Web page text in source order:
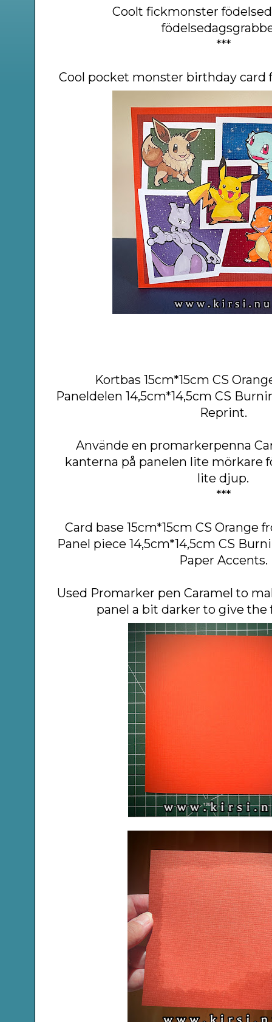
Coolt fickmonster
***
Cool pocket monster birthday card
Kortbas 15cm*15cm CS
Paneldelen14,5cm*14,5cm CS
Reprint.
Använde en promarkerpenna
kanterna på panelen lite mörkare
lite djup.
***
Card base 15cm*15cm CS Orange
Panel piece 14,5cm*14,5cm CS
Paper Accents.
Used Promarker pen Caramel to
panel a bit darker to give the